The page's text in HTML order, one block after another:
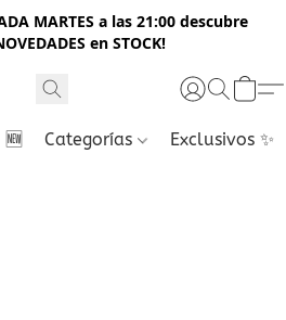
MARTES a las 21:00 descubre
en STOCK!
🆕 Categorías Exclusivos ✨